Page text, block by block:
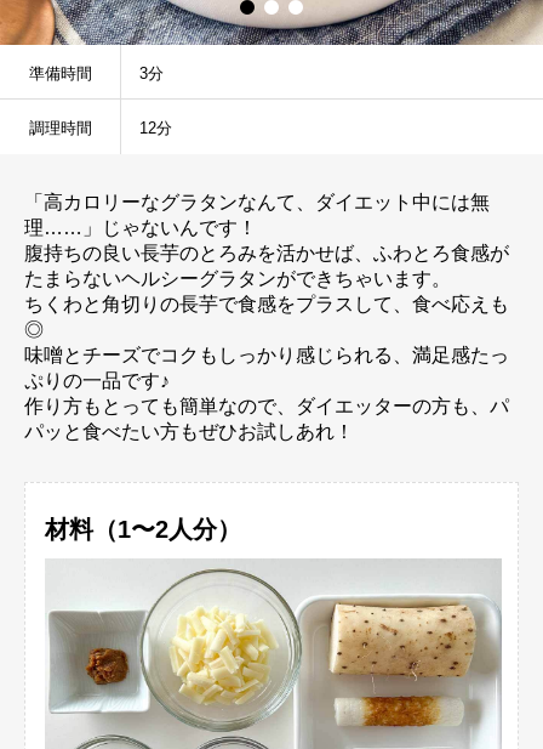
準備時間 3分
調理時間 12分
「高カロリーなグラタンなんて、ダイエット中には無
理……」じゃないんです！
腹持ちの良い長芋のとろみを活かせば、ふわとろ食感が
たまらないヘルシーグラタンができちゃいます。
ちくわと角切りの長芋で食感をプラスして、食べ応えも
◎
味噌とチーズでコクもしっかり感じられる、満足感たっ
ぷりの一品です♪
作り方もとっても簡単なので、ダイエッターの方も、パ
パッと食べたい方もぜひお試しあれ！
材料（1〜2人分）